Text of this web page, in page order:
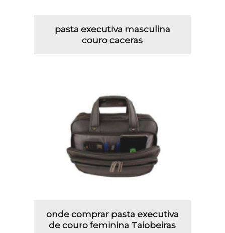
pasta executiva masculina
couro caceras
onde comprar pasta executiva
de couro feminina Taiobeiras